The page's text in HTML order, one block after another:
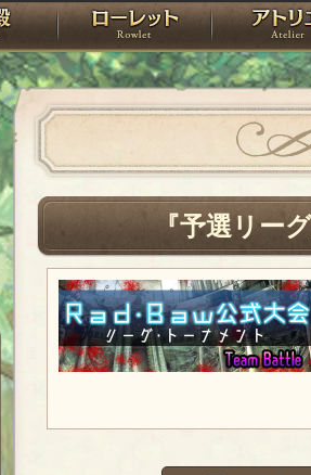
PandoraPartyProject
神殿 ローレット
『予選リー